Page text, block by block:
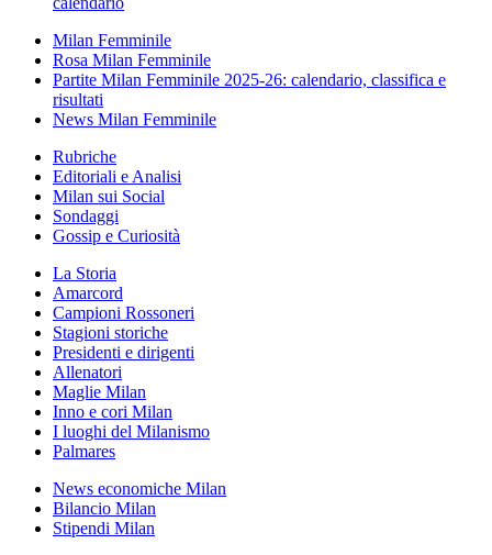
Milan Femminile
Rosa Milan Femminile
Partite Milan Femminile 2025-26: calendario, classifica e
risultati
News Milan Femminile
Rubriche
Editoriali e Analisi
Milan sui Social
Sondaggi
Gossip e Curiosità
La Storia
Amarcord
Campioni Rossoneri
Stagioni storiche
Presidenti e dirigenti
Allenatori
Maglie Milan
Inno e cori Milan
I luoghi del Milanismo
Palmares
News economiche Milan
Bilancio Milan
Stipendi Milan